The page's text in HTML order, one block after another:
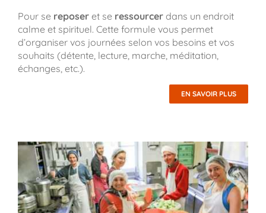
Pour se reposeret se ressourcerdans un endroit
calme et spirituel. Cette formule vous permet
d’organiser vos journées selon vos besoins et vos
souhaits (détente, lecture, marche, méditation,
échanges, etc.).
EN SAVOIR PLUS